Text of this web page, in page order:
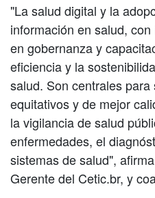
"La salud digital y la
información en salud,
en gobernanza y
eficiencia y la
salud. Son centrales
equitativos y de mejor
la vigilancia de salud
enfermedades, el
sistemas de salud",
Gerente del Cetic.br, y